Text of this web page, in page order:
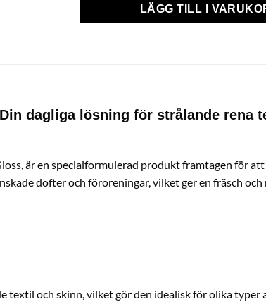
LÄGG TILL I
dagliga lösning för strålande rena
är en specialformulerad produkt framtagen för
dofter och föroreningar, vilket ger en fräsch och
textil och skinn, vilket gör den idealisk för olika typer